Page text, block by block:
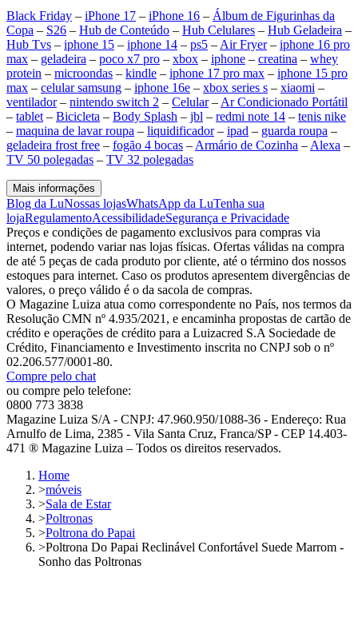
Black Friday – iPhone 17 – iPhone 16 – Álbum de Figurinhas da
Copa – S26 – Hub de Conteúdo – Hub Celulares – Hub Geladeira –
Hub Tvs – iphone 15 – iphone 14 – ps5 – Air Fryer– iphone 16 pro
max – geladeira – poco x7 pro – xbox – iphone – creatina – whey
protein – microondas – kindle – iphone 17 pro max – iphone 15 pro
max – celular samsung – iphone 16e – xbox series s – xiaomi –
ventilador– nintendo switch 2 – Celular– Ar Condicionado Portátil
– tablet – Bicicleta – Body Splash – jbl – redmi note 14 – tenis nike
– maquina de lavar roupa – liquidificador– ipad – guarda roupa –
geladeira frost free – fogão 4 bocas – Armário de Cozinha – Alexa –
TV 50 polegadas – TV 32 polegadas
Mais informações
Blog da LuNossas lojasWhatsApp da LuTenha sua
lojaRegulamentoAcessibilidadeSegurança e Privacidade
Preços e condições de pagamento exclusivos para compras via
internet, podendo variar nas lojas físicas. Ofertas válidas na compra
de até 5 peças de cada produto por cliente, até o término dos nossos
estoques para internet. Caso os produtos apresentem divergências de
valores, o preço válido é o da sacola de compras.
O Magazine Luiza atua como correspondente no País, nos termos da
Resolução CMN nº 4.935/2021, e encaminha propostas de cartão de
crédito e operações de crédito para a Luizacred S.A Sociedade de
Crédito, Financiamento e Investimento inscrita no CNPJ sob o nº
02.206.577/0001-80.
Compre pelo chat
ou compre pelo telefone:
0800 773 3838
Magazine Luiza S/A - CNPJ: 47.960.950/1088-36 - Endereço: Rua
Arnulfo de Lima, 2385 - Vila Santa Cruz, Franca/SP - CEP 14.403-
471 ® Magazine Luiza – Todos os direitos reservados.
Home
>móveis
>Sala de Estar
>Poltronas
>Poltrona do Papai
>Poltrona Do Papai Reclinável Confortável Suede Marrom -
Sonho das Poltronas